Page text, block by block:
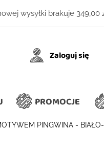
wysyłki brakuje 349,00
Zaloguj się
PROMOCJE
PINGWINA -